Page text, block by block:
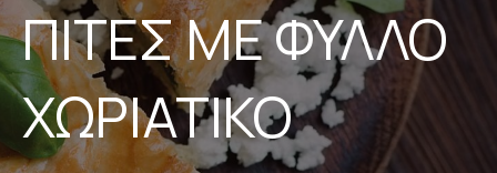
ΠΙΤΕΣ ΜΕ ΦΥΛΛΟ
ΧΩΡΙΑΤΙΚΟ